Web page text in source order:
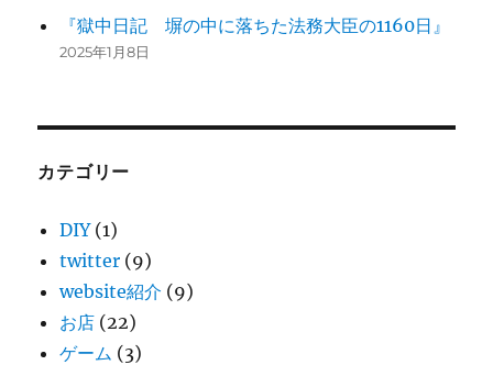
『獄中日記 塀の中に落ちた法務大臣の1160日』
2025年1月8日
カテゴリー
DIY(1)
twitter (9)
website紹介 (9)
お店 (22)
ゲーム (3)